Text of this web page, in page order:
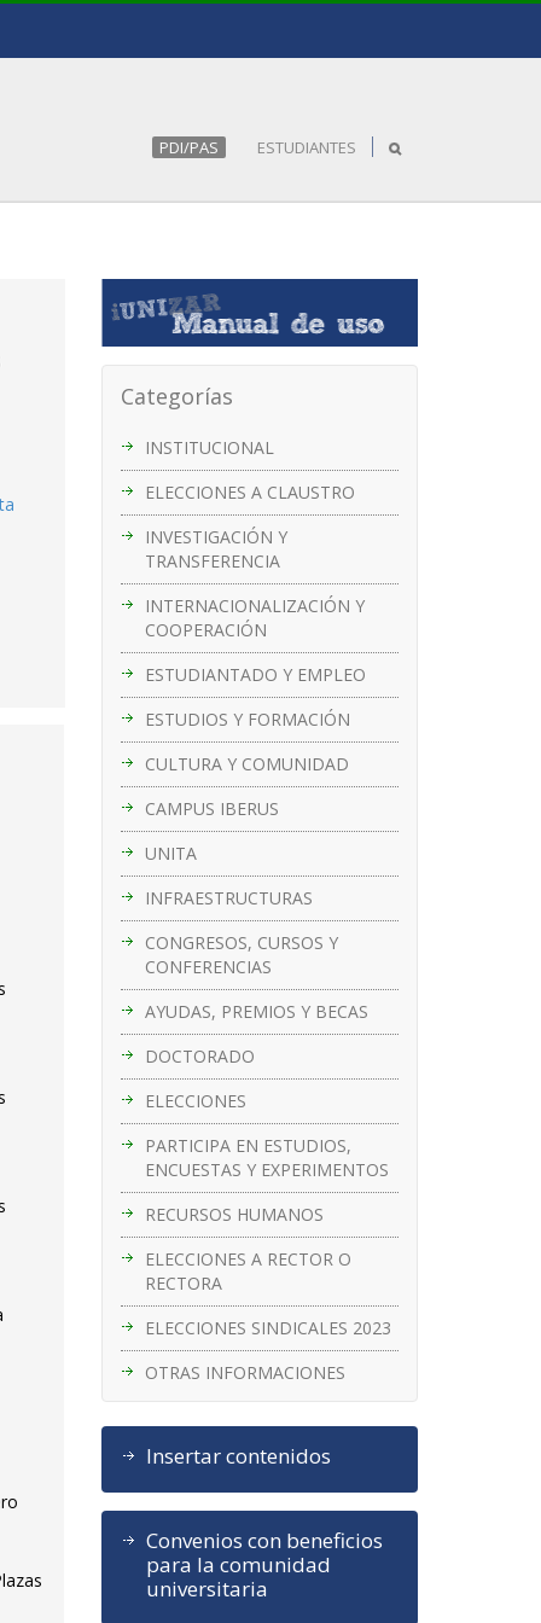
PDI/PAS ESTUDIANTES
Categorías
INSTITUCIONAL
ELECCIONES A CLAUSTRO
INVESTIGACIÓN Y
TRANSFERENCIA
INTERNACIONALIZACIÓN Y
COOPERACIÓN
ESTUDIANTADO Y EMPLEO
ESTUDIOS Y FORMACIÓN
CULTURA Y COMUNIDAD
CAMPUS IBERUS
UNITA
INFRAESTRUCTURAS
CONGRESOS, CURSOS Y
CONFERENCIAS
AYUDAS, PREMIOS Y BECAS
DOCTORADO
ELECCIONES
PARTICIPA EN ESTUDIOS,
ENCUESTAS Y EXPERIMENTOS
RECURSOS HUMANOS
ELECCIONES A RECTOR O
RECTORA
ELECCIONES SINDICALES 2023
OTRAS INFORMACIONES
Insertar contenidos
Convenios con beneficios
para la comunidad
universitaria